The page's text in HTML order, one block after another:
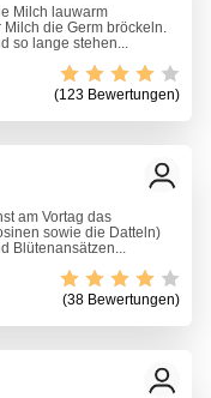
Milch lauwarm
die Germ bröckeln.
so lange stehen...
(123 Bewertungen)
am Vortag das
sowie die Datteln)
Blütenansätzen...
(38 Bewertungen)